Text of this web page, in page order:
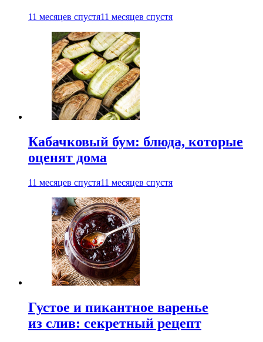
11 месяцев спустя11 месяцев спустя
Кабачковый бум: блюда, которые
оценят дома
11 месяцев спустя11 месяцев спустя
Густое и пикантное варенье
из слив: секретный рецепт